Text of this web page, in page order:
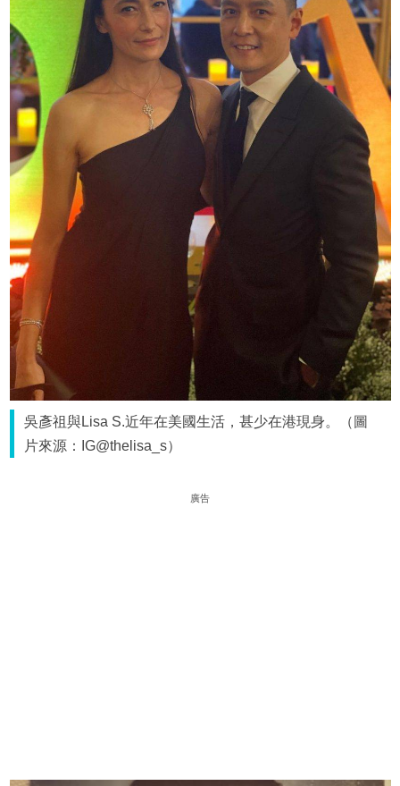
吳彥祖與Lisa S.近年在美國生活，甚少在港現身。（圖
片來源：IG@thelisa_s）
廣告